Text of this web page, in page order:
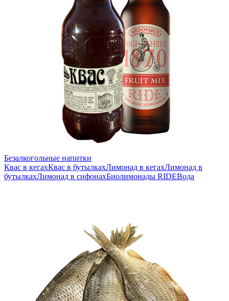
Безалкогольные напитки
Квас в кегахКвас в бутылкахЛимонад в кегахЛимонад в
бутылкахЛимонад в сифонахБиолимонады RIDEВода